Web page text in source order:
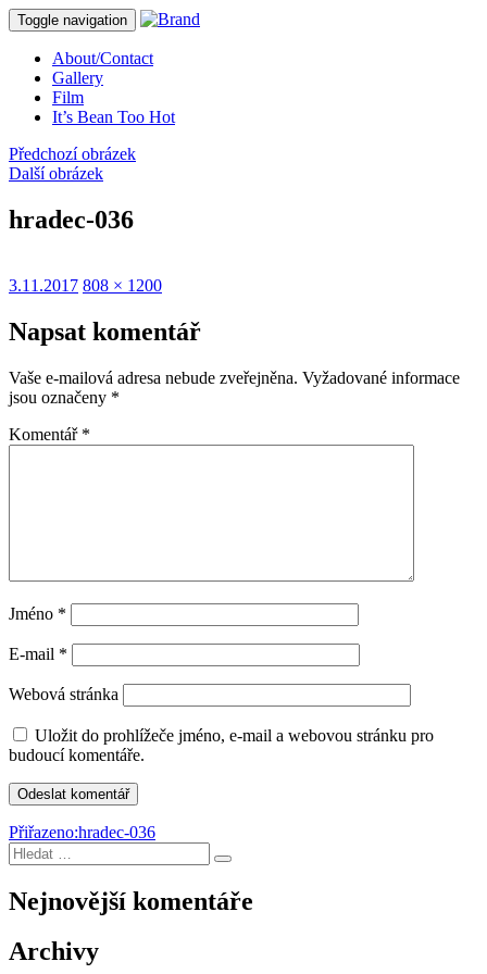
Toggle navigation
About/Contact
Gallery
Film
It’s Bean Too Hot
Předchozí obrázek
Další obrázek
hradec-036
Publikováno:
3.11.2017 Původní
808 × 1200
Napsat komentář
Vaše e-mailová adresa nebude zveřejněna. Vyžadované informace
jsou označeny *
Komentář *
Jméno *
E-mail *
Webová stránka
Uložit do prohlížeče jméno, e-mail a webovou stránku pro
budoucí komentáře.
Navigace
pro
příspěvek
Přiřazeno:hradec-036
Hledat:
Hledání
Nejnovější komentáře
Archivy